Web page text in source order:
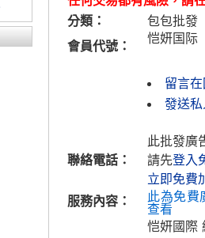
分類：
包包批發
會員代號：
恺妍国际
留言
發送
聯絡電話：
此批發廣
請先登入
立即免費
服務內容：
此為免費
查看
恺妍國際